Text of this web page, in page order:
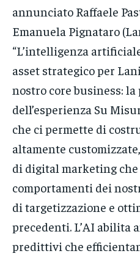
annunciato Raffaele
Emanuela Pignataro
“L’intelligenza
asset strategico per
nostro core business:
dell’esperienza Su
che ci permette di
altamente
di digital marketing
comportamenti dei
di targetizzazione e
precedenti. L’AI abilita
predittivi che